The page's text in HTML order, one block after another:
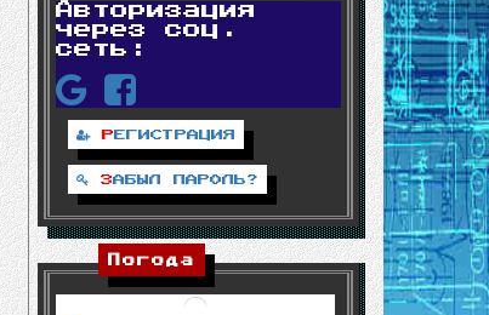
Авторизация
через соц.
сеть:
Р ЕГИСТРАЦИЯ
ЗАБЫЛ ПАРОЛЬ?
Погода